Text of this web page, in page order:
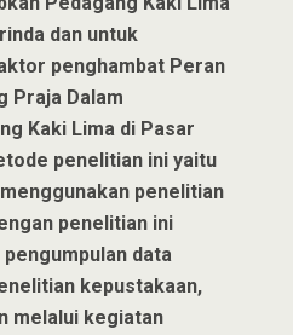
dan untuk
penghambat Peran
Praja Dalam
Kaki Lima di Pasar
penelitian ini yaitu
penelitian
penelitian ini
data
kepustakaan,
melalui kegiatan